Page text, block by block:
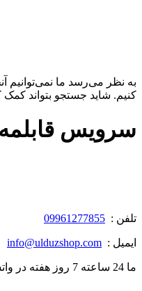
به نظر می‌رسد ما نمی‌توانیم
کنیم. شاید جستجو بتواند کمک
سرویس قابلمه
تلفن : 09961277855
ایمیل : info@ulduzshop.com
ما 24 ساعته 7 روز هفته در واتساپ پاسخگوی شما هستیم.